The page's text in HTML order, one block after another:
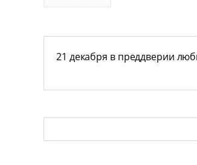
21 декабря в преддверии